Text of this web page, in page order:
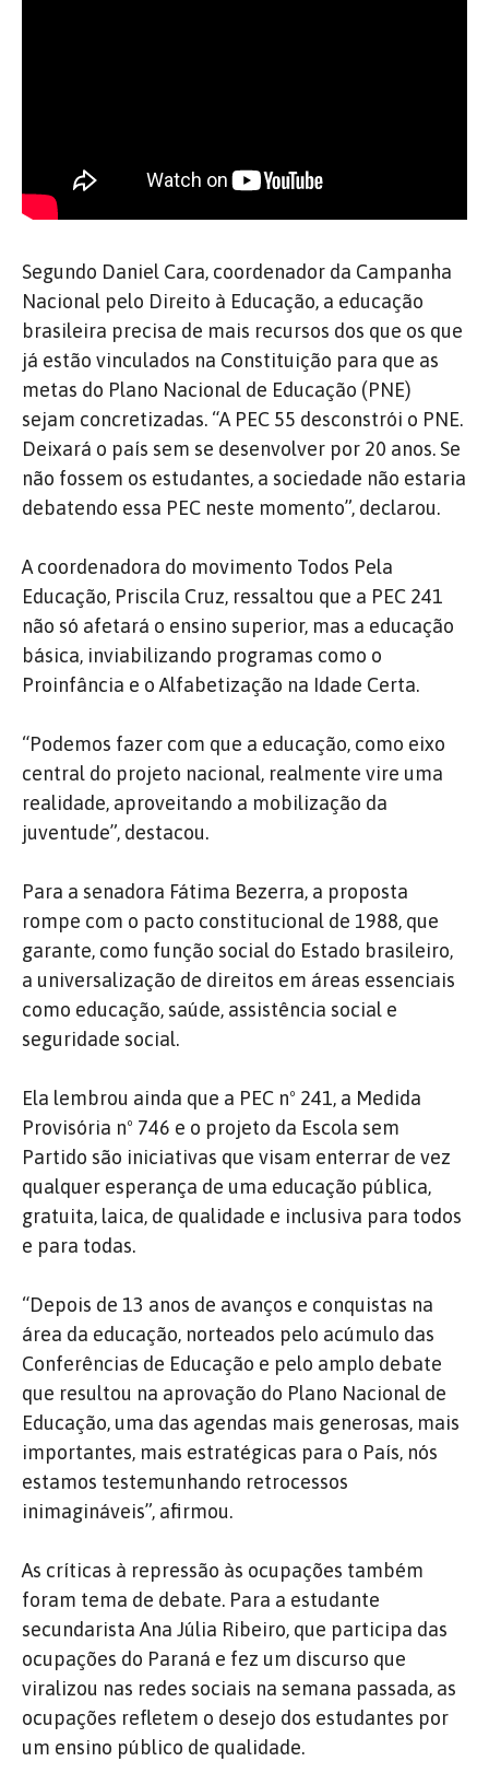
Segundo Daniel Cara, coordenador da Campanha
Nacional pelo Direito à Educação, a educação
brasileira precisa de mais recursos dos que os que
já estão vinculados na Constituição para que as
metas do Plano Nacional de Educação (PNE)
sejam concretizadas. “A PEC 55 desconstrói o PNE.
Deixará o país sem se desenvolver por 20 anos. Se
não fossem os estudantes, a sociedade não estaria
debatendo essa PEC neste momento”, declarou.
A coordenadora do movimento Todos Pela
Educação, Priscila Cruz, ressaltou que a PEC 241
não só afetará o ensino superior, mas a educação
básica, inviabilizando programas como o
Proinfância e o Alfabetização na Idade Certa.
“Podemos fazer com que a educação, como eixo
central do projeto nacional, realmente vire uma
realidade, aproveitando a mobilização da
juventude”, destacou.
Para a senadora Fátima Bezerra, a proposta
rompe com o pacto constitucional de 1988, que
garante, como função social do Estado brasileiro,
a universalização de direitos em áreas essenciais
como educação, saúde, assistência social e
seguridade social.
Ela lembrou ainda que a PEC nº 241, a Medida
Provisória nº 746 e o projeto da Escola sem
Partido são iniciativas que visam enterrar de vez
qualquer esperança de uma educação pública,
gratuita, laica, de qualidade e inclusiva para todos
e para todas.
“Depois de 13 anos de avanços e conquistas na
área da educação, norteados pelo acúmulo das
Conferências de Educação e pelo amplo debate
que resultou na aprovação do Plano Nacional de
Educação, uma das agendas mais generosas, mais
importantes, mais estratégicas para o País, nós
estamos testemunhando retrocessos
inimagináveis”, afirmou.
As críticas à repressão às ocupações também
foram tema de debate. Para a estudante
secundarista Ana Júlia Ribeiro, que participa das
ocupações do Paraná e fez um discurso que
viralizou nas redes sociais na semana passada, as
ocupações refletem o desejo dos estudantes por
um ensino público de qualidade.